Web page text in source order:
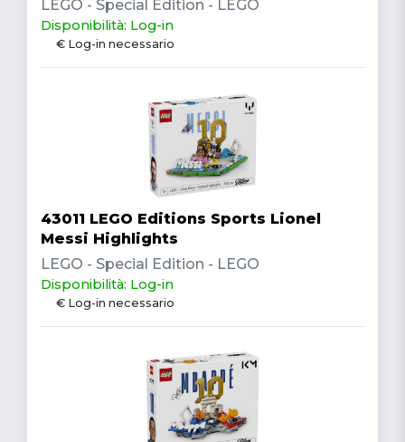
LEGO - Special Edition - LEGO
Disponibilità: Log-in
€ Log-in necessario
43011 LEGO Editions Sports Lionel
Messi Highlights
LEGO - Special Edition - LEGO
Disponibilità: Log-in
€ Log-in necessario